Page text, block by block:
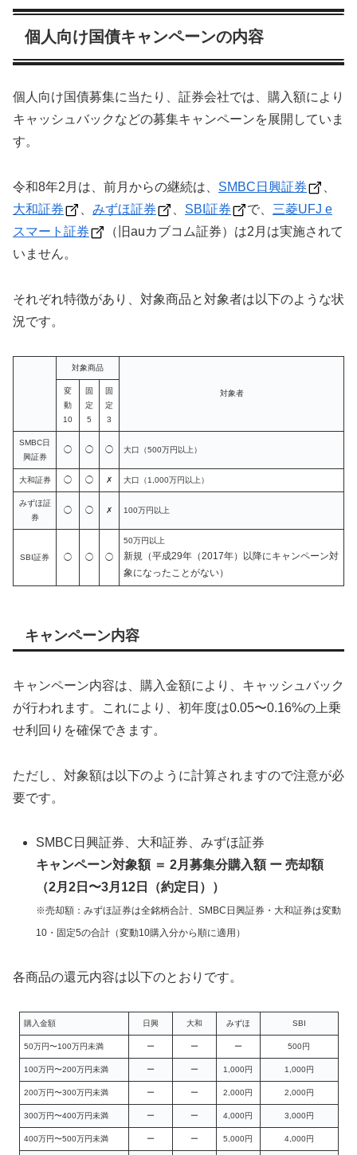
個人向け国債キャンペーンの内容
個人向け国債募集に当たり、証券会社では、購入額により
キャッシュバックなどの募集キャンペーンを展開していま
す。
令和8年2月は、前月からの継続は、 SMBC日興証券
大和証券
みずほ証券 SBI証券 で、 三菱UFJ e
スマート証券
（旧auカブコム証券）は2月は実施されて
いません。
それぞれ特徴があり、対象商品と対象者は以下のような状
況です。
対象商品
対象者
変
動
10
固
定
5
固
定
3
SMBC日
興証券
◯ ◯ ◯ 大口（500万円以上）
大和証券 ◯ ◯ ✗ 大口（1,000万円以上）
みずほ証
券
◯ ◯ ✗ 100万円以上
SBI証券 ◯ ◯ ◯
50万円以上
新規（平成29年（2017年）以降にキャンペーン対
象になったことがない）
キャンペーン内容
キャンペーン内容は、購入金額により、キャッシュバック
が行われます。これにより、初年度は0.05〜0.16%の上乗
せ利回りを確保できます。
ただし、対象額は以下のように計算されますので注意が必
要です。
SMBC日興証券、大和証券、みずほ証券
キャンペーン対象額 ＝ 2月募集分購入額 ー 売却額
（2月2日〜3月12日（約定日））
※売却額：みずほ証券は全銘柄合計、SMBC日興証券・大和証券は変動
10・固定5の合計（変動10購入分から順に適用）
各商品の還元内容は以下のとおりです。
購入金額 日興 大和 みずほ SBI
50万円〜100万円未満 ー ー ー 500円
100万円〜200万円未満 ー ー 1,000円 1,000円
200万円〜300万円未満 ー ー 2,000円 2,000円
300万円〜400万円未満 ー ー 4,000円 3,000円
400万円〜500万円未満 ー ー 5,000円 4,000円